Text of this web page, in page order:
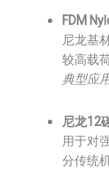
FDM
尼龙基
较高载
典型应
尼龙12
用于对
分传统